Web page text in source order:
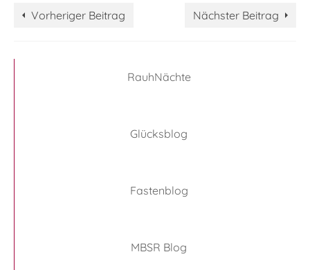
Vorheriger Beitrag Nächster Beitrag
RauhNächte
Glücksblog
Fastenblog
MBSR Blog